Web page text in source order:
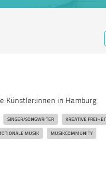
Künstler:innen in Hamburg
SINGER/SONGWRITER KREATIVE
MUSIK MUSIKCOMMUNITY